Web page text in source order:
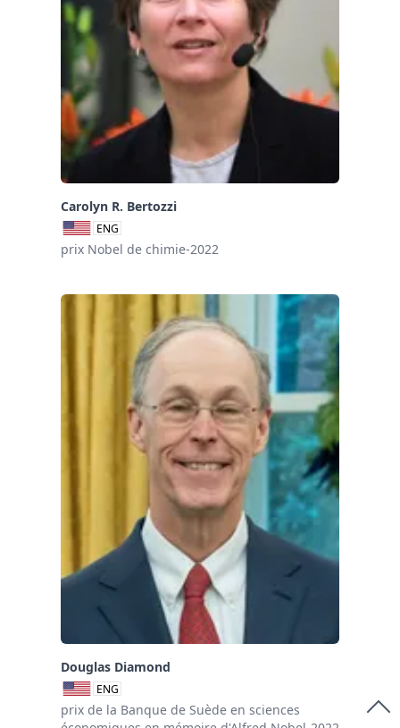
Carolyn R. Bertozzi
ENG
prix Nobel de chimie-2022
Douglas Diamond
ENG
prix de la Banque de Suède en sciences